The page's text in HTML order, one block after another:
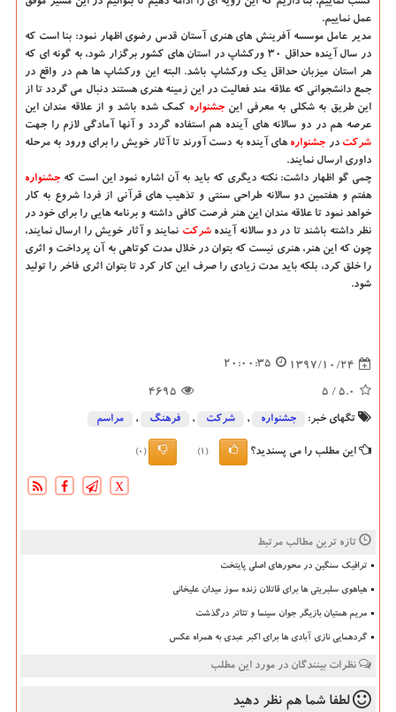
عمل نماییم.
مدیر عامل موسسه آفرینش های هنری آستان قدس رضوی اظهار نمود: بنا است كه
در سال آینده حداقل ۳۰ وركشاپ در استان های كشور برگزار شود، به گونه ای كه
هر استان میزبان حداقل یك وركشاپ باشد. البته این وركشاپ ها هم در واقع در
جمع دانشجوانی كه علاقه مند فعالیت در این زمینه هنری هستند دنبال می گردد تا از
این طریق به شكلی به معرفی اینجشنواره كمك شده باشد و از علاقه مندان این
عرصه هم در دو سالانه های آینده هم استفاده گردد و آنها آمادگی لازم را جهت
شركت در جشنواره های آینده به دست آورند تا آثار خویش را برای ورود به مرحله
داوری ارسال نمایند.
چمی گو اظهار داشت: نكته دیگری كه باید به آن اشاره نمود این است كه جشنواره
هفتم و هفتمین دو سالانه طراحی سنتی و تذهیب های قرآنی از فردا شروع به كار
خواهد نمود تا علاقه مندان این هنر فرصت كافی داشته و برنامه هایی را برای خود در
نظر داشته باشند تا در دو سالانه آیندهشركت نمایند و آثار خویش را ارسال نمایند،
چون كه این هنر، هنری نیست كه بتوان در خلال مدت كوتاهی به آن پرداخت و اثری
را خلق كرد، بلكه باید مدت زیادی را صرف این كار كرد تا بتوان اثری فاخر را تولید
شود.
1397/10/24
20:00:35
5.0
/ 5
4695
تگهای خبر: جشنواره , شركت , فرهنگ , مراسم
این مطلب را می پسندید؟ (1)
(0)
X
تازه ترین مطالب مرتبط
ترافیک سنگین در محورهای اصلی پایتخت
هیاهوی سلبریتی ها برای قاتلان زنده سوز میدان علیخانی
مریم همتیان بازیگر جوان سینما و تئاتر درگذشت
گردهمایی نازی آبادی ها برای اکبر عبدی به همراه عکس
نظرات بینندگان در مورد این مطلب
لطفا شما هم نظر دهید